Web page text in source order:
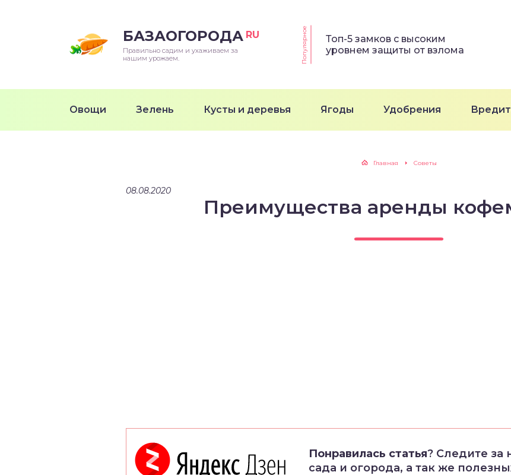
БАЗАОГОРОДА RU
Правильно садим и ухаживаем за
нашим урожаем.
Популярное
Топ-5 замков с высоким
уровнем защиты от взлома
Овощи Зелень Кусты и деревья Ягоды Удобрения
Главная Советы
08.08.2020
Преимущества аренды
Понравилась статья? Следите
сада и огорода, а так же